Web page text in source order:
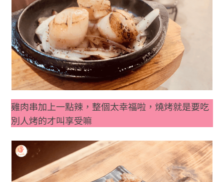
雞肉串加上一點辣，整個太幸福啦，燒烤就是要吃
別人烤的才叫享受嘛